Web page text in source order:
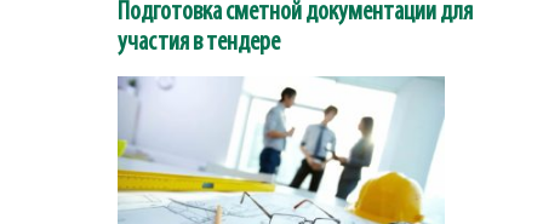
Подготовка сметной документации для
участия в тендере